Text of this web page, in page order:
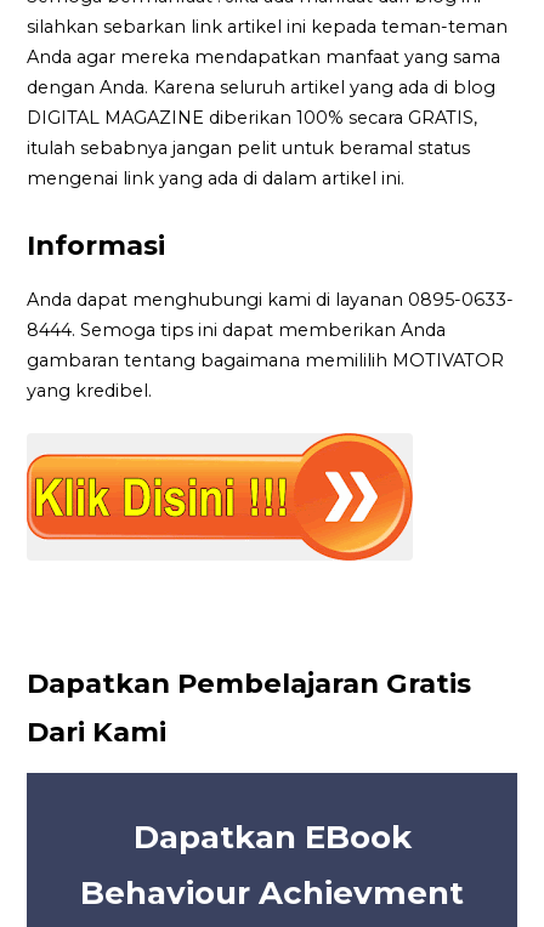
silahkan sebarkan link artikel ini kepada teman-teman
Anda agar mereka mendapatkan manfaat yang sama
dengan Anda. Karena seluruh artikel yang ada di blog
DIGITAL MAGAZINE diberikan 100% secara GRATIS,
itulah sebabnya jangan pelit untuk beramal status
mengenai link yang ada di dalam artikel ini.
Informasi
Anda dapat menghubungi kami di layanan 0895-0633-
8444. Semoga tips ini dapat memberikan Anda
gambaran tentang bagaimana memililih MOTIVATOR
yang kredibel.
Dapatkan Pembelajaran Gratis
Dari Kami
Dapatkan EBook
Behaviour Achievment